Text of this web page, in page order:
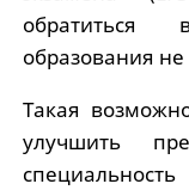
обратиться
образования
Такая
улучшить